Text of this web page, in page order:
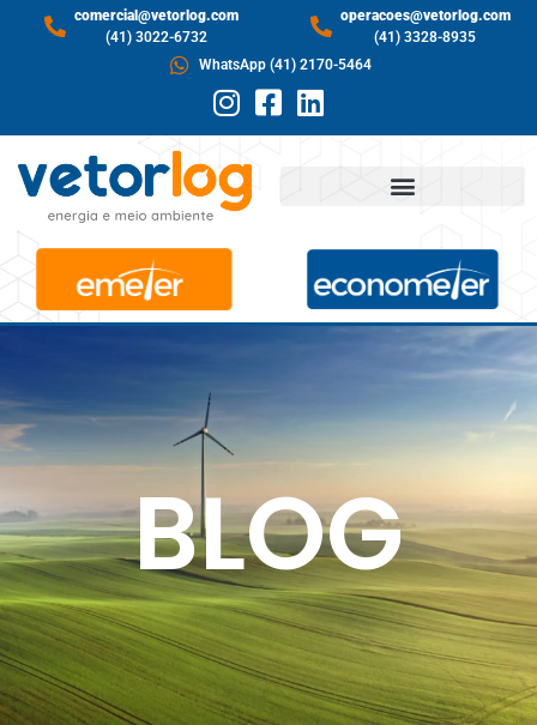
comercial@vetorlog.com
(41) 3022-6732
operacoes@vetorlog.com
(41) 3328-8935
WhatsApp (41) 2170-5464
BLOG